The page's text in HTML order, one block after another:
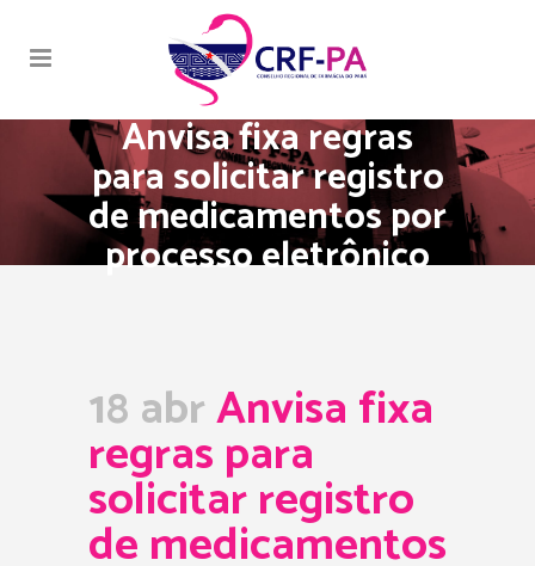
Anvisa fixa regras
para solicitar registro
de medicamentos por
processo eletrônico
18 abrAnvisa fixa
regras para
solicitar registro
de medicamentos